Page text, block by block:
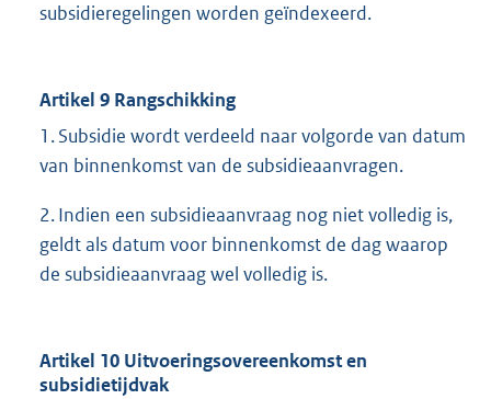
subsidieregelingen worden geïndexeerd.
Artikel 9 Rangschikking
1. Subsidie wordt verdeeld naar volgorde van datum
van binnenkomst van de subsidieaanvragen.
2. Indien een subsidieaanvraag nog niet volledig is,
geldt als datum voor binnenkomst de dag waarop
de subsidieaanvraag wel volledig is.
Artikel 10 Uitvoeringsovereenkomst en
subsidietijdvak